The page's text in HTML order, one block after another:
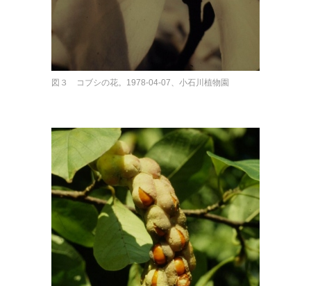
図３ コブシの花。1978-04-07、小石川植物園